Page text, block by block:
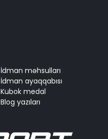
İdman məhsulları
İdman ayaqqabısı
Kubok medal
Blog yazıları